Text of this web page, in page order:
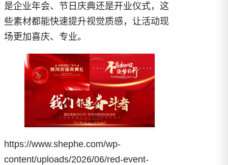
是企业年会、节日庆典还是开业仪式，这
些素材都能快速提升视觉质感，让活动现
场更加喜庆、专业。
https://www.shephe.com/wp-
content/uploads/2026/06/red-event-